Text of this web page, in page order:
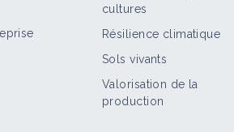
dans une rotation Blé-Maïs
hors sol substituant la
cultures
Résilience climatique
Sols vivants
Valorisation de la
production